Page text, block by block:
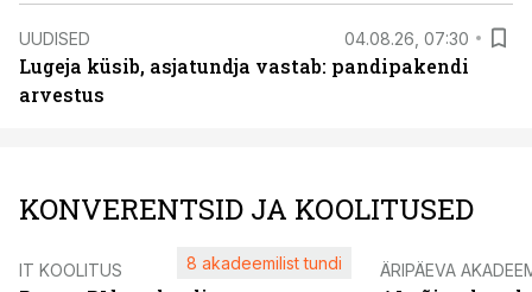
UUDISED 04.08.26, 07:30
Lugeja küsib, asjatundja vastab: pandipakendi
arvestus
KONVERENTSID JA KOOLITUSED
IT KOOLITUS 8 akadeemilist tundi ÄRIPÄEVA